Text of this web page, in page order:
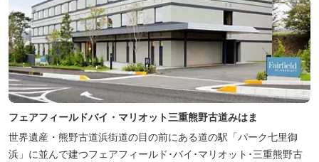
フェアフィールドバイ・マリオット三重熊野古道みはま
世界遺産・熊野古道浜街道の目の前にある道の駅「パーク七里御
浜」に並んで建つフェアフィールド･バイ･マリオット･三重熊野古